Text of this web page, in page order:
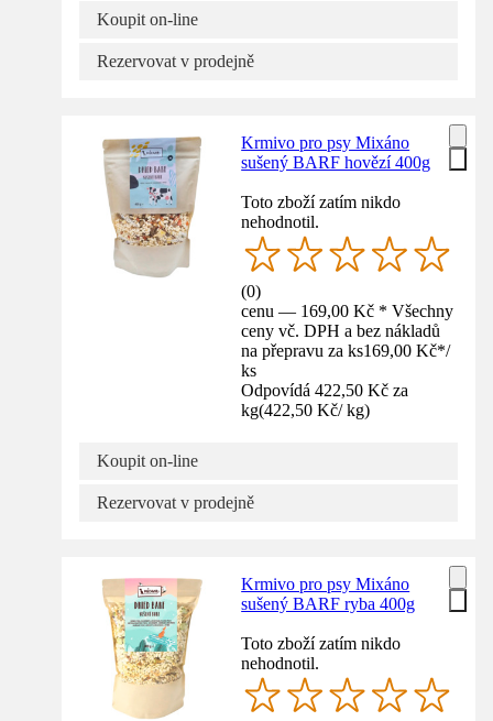
Koupit on-line
Rezervovat v prodejně
Krmivo pro psy Mixáno
sušený BARF hovězí 400g
Toto zboží zatím nikdo
nehodnotil.
(0)
cenu — 169,00 Kč * Všechny
ceny vč. DPH a bez nákladů
na přepravu za ks169,00 Kč*/
ks
Odpovídá 422,50 Kč za
kg(422,50 Kč/ kg)
Koupit on-line
Rezervovat v prodejně
Krmivo pro psy Mixáno
sušený BARF ryba 400g
Toto zboží zatím nikdo
nehodnotil.